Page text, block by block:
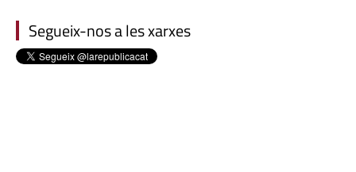
Segueix-nos a les xarxes